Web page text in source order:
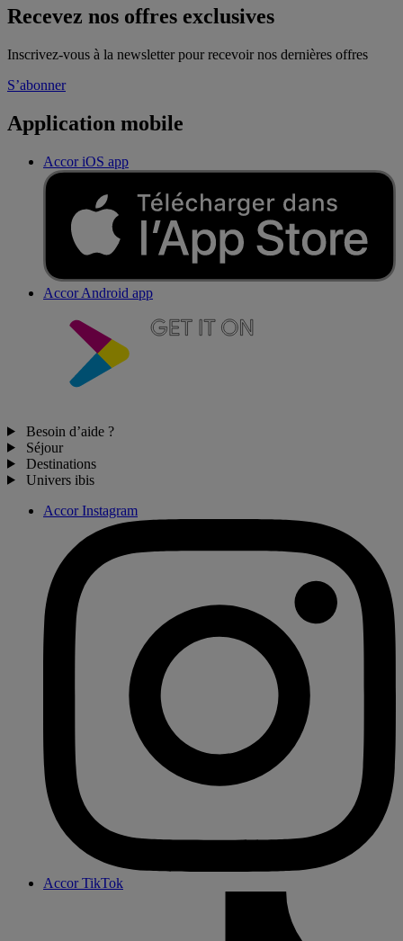
Recevez nos offres exclusives
Inscrivez-vous à la newsletter pour recevoir nos dernières offres
S’abonner
Application mobile
Accor iOS app
Accor Android app
Besoin d’aide ?
Séjour
Destinations
Univers ibis
Accor Instagram
Accor TikTok